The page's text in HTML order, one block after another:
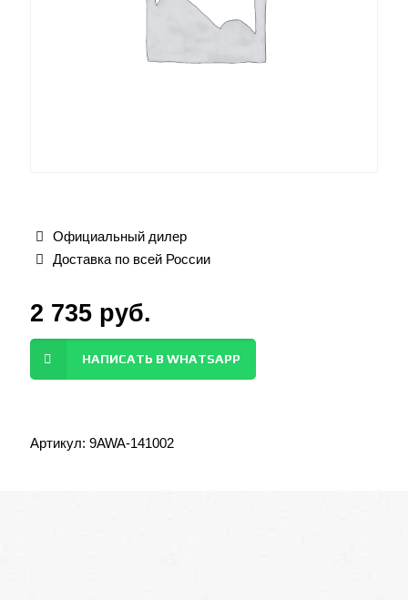
Официальный дилер
Доставка по всей России
2 735 руб.
НАПИСАТЬ В WHATSAPP
Артикул: 9AWA-141002